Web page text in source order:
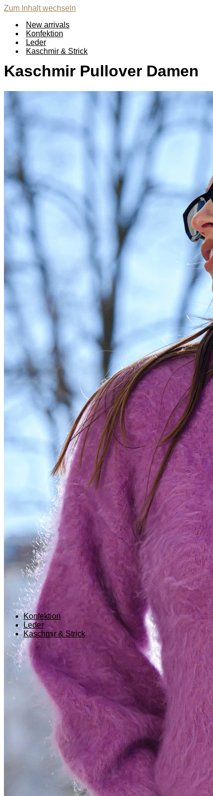
Zum Inhalt wechseln
New arrivals
Konfektion
Leder
Kaschmir & Strick
New arrivals
Konfektion
Leder
Kaschmir & Strick
Kaschmir Pullover Damen